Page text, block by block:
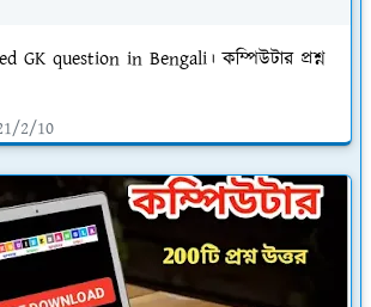
GK question in Bengali। কম্পিউটার প্রশ্ন
2/10